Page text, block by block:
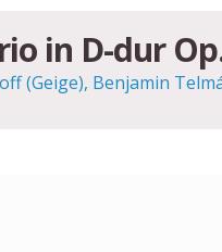
in D-dur
(Geige), Benjamin